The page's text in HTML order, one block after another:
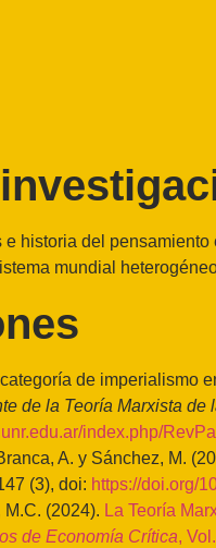
historia del
mundial
de imperialismo
de la Teoría Marxista de
index.php/
A. y Sánchez, M.
(3), doi: https://doi.org/
M.C. (2024). La Teoría
de Economía Crítica,